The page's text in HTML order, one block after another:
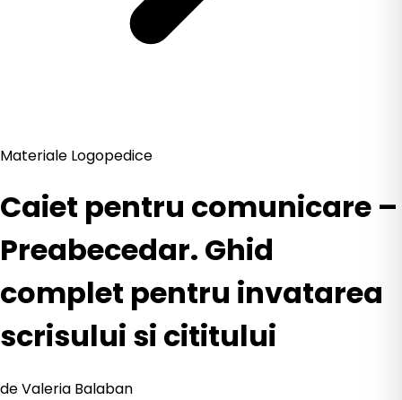
Materiale Logopedice
Caiet pentru comunicare –
Preabecedar. Ghid
complet pentru invatarea
scrisului si cititului
deValeria Balaban